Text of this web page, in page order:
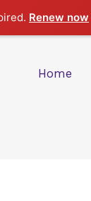
Renew now
Home